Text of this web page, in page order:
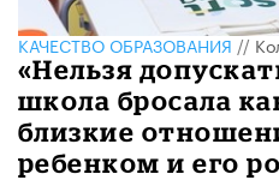
КАЧЕСТВО ОБРАЗОВАНИЯ//
«Нельзя
школа бросала
близкие
ребенком и его